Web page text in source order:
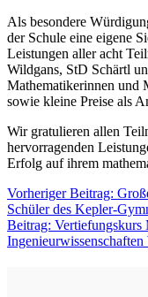
Als besondere
der Schule eine eigene
Leistungen aller acht
Wildgans, StD Schärtl
Mathematikerinnen und
sowie kleine Preise als
Wir gratulieren allen
hervorragenden
Erfolg auf ihrem
Vorheriger Beitrag:
Schüler des Kepler-
Beitrag:
Ingenieurwissenschaften